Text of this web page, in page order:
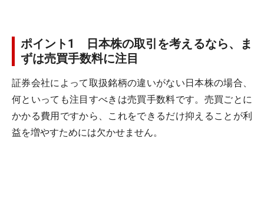
ポイント1 日本株の取引を考えるなら、ま
ずは売買手数料に注目
証券会社によって取扱銘柄の違いがない日本株の場合、
何といっても注目すべきは売買手数料です。売買ごとに
かかる費用ですから、これをできるだけ抑えることが利
益を増やすためには欠かせません。